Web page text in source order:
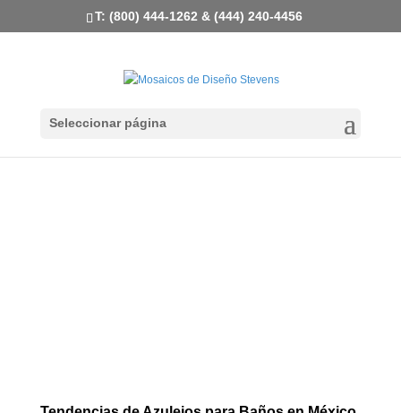
T: (800) 444-1262 & (444) 240-4456
Seleccionar página